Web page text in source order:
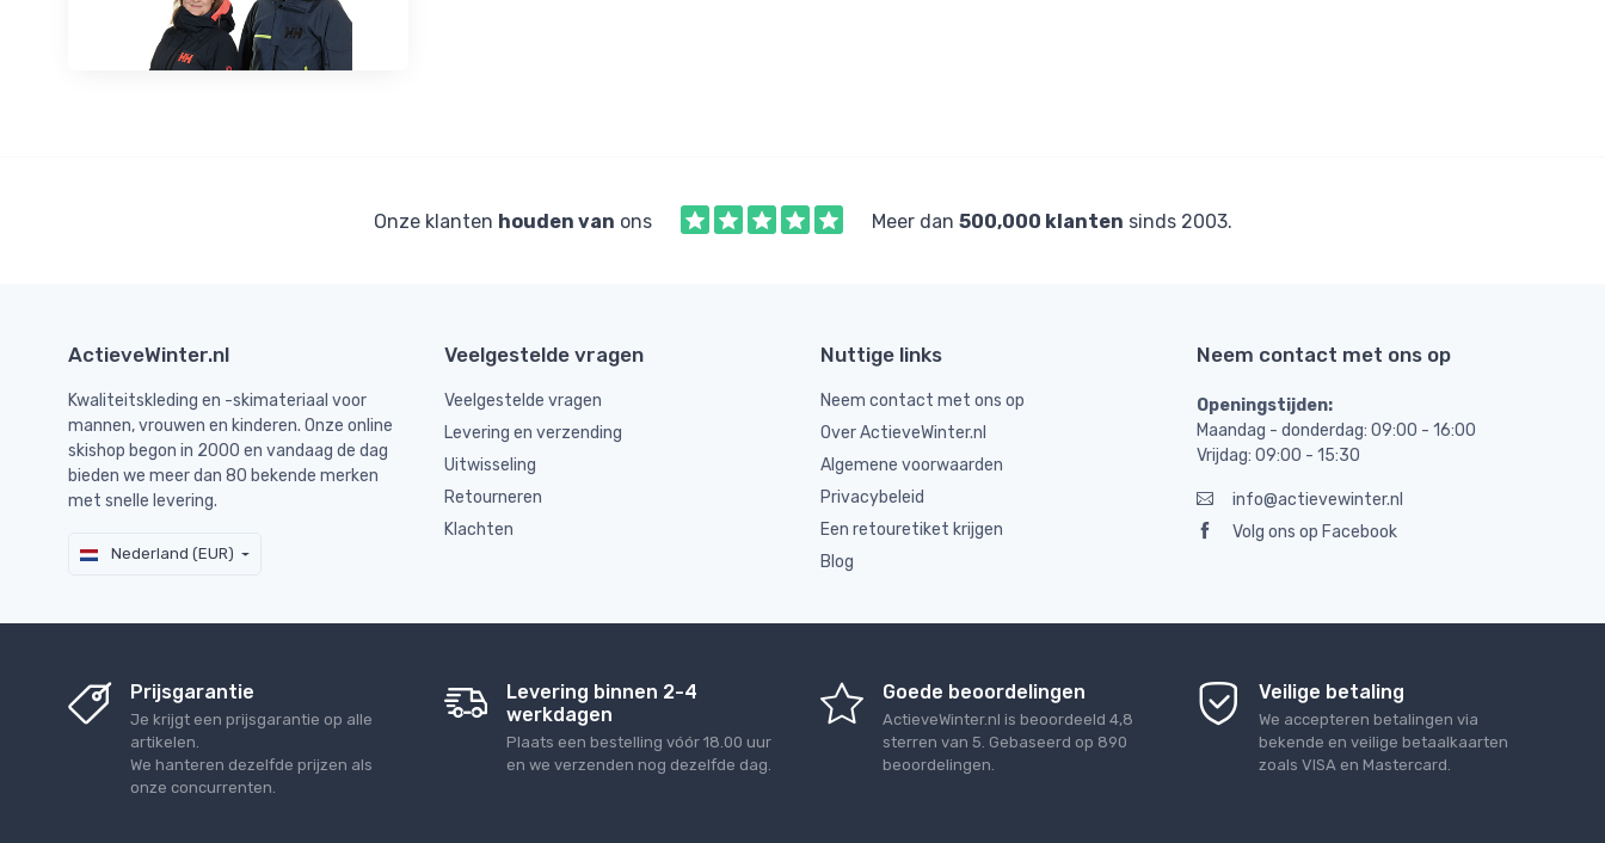
Onze klanten houden van ons Meer dan 500,000 klanten sinds 2003.
ActieveWinter.nl
Kwaliteitskleding en -skimateriaal voor
mannen, vrouwen en kinderen. Onze online
skishop begon in 2000 en vandaag de dag
bieden we meer dan 80 bekende merken
met snelle levering.
Nederland (EUR)
Veelgestelde vragen
Veelgestelde vragen
Levering en verzending
Uitwisseling
Retourneren
Klachten
Nuttige links
Neem contact met ons op
Over ActieveWinter.nl
Algemene voorwaarden
Privacybeleid
Een retouretiket krijgen
Blog
Neem contact met ons op
Openingstijden:
Maandag - donderdag: 09:00 - 16:00
Vrijdag: 09:00 - 15:30
info@actievewinter.nl
Volg ons op Facebook
Prijsgarantie
Je krijgt een prijsgarantie op alle
artikelen.
We hanteren dezelfde prijzen als
onze concurrenten.
Levering binnen 2-4
werkdagen
Plaats een bestelling vóór 18.00 uur
en we verzenden nog dezelfde dag.
Goede beoordelingen
ActieveWinter.nl is beoordeeld 4,8
sterren van 5. Gebaseerd op 890
beoordelingen.
Veilige betaling
We accepteren betalingen via
bekende en veilige betaalkaarten
zoals VISA en Mastercard.